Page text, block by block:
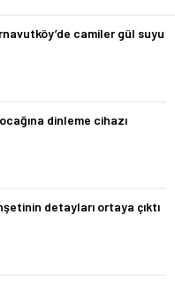
camiler gül suyu
dinleme cihazı
detayları ortaya çıktı